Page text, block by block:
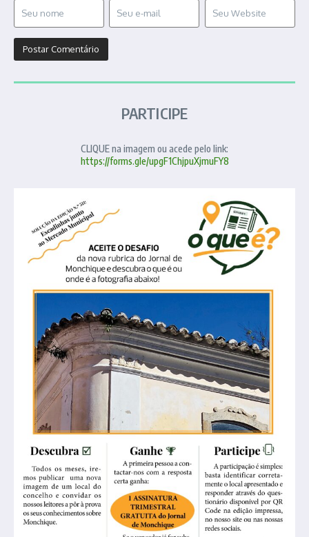
PARTICIPE
CLIQUE na imagem ou acede pelo link:
https://forms.gle/upgF1ChjpuXjmuFY8